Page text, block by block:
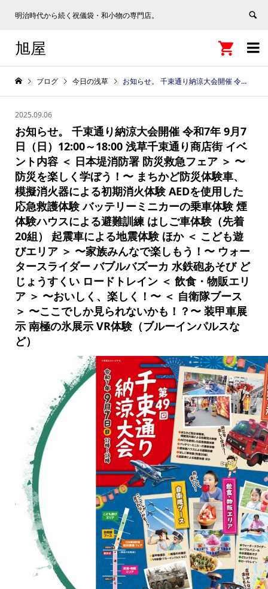
明治時代から続く祝儀袋・和小物の専門店。

旭屋 
ブログ 今日の浅草 お知らせ。 千束通り納涼大会開催 令和7年 9月7日（日）12:00～18:00 浅草千束通り商店街 イベント内容 ＜ 日本堤消防署 防災救急フェア ＞ 〜防災を楽しく学ぼう！〜 まちかど防災体験車、模擬消火器による初期消火体験 AEDを使用した応急救護体験 バッテリーミニカーの乗車体験 煙体験ハウスによる避難訓練 はしご車体験（先着20組） 起震車による地震体験 ほか ＜ こども遊びエリア ＞ 〜家族みんなで楽しもう！〜 ウォータースライダー バブルバズーカ 水鉄砲あそび どじょうすくい ロードトレイン ＜ 飲食・物販エリア ＞ 〜おいしく、楽しく！〜 ＜ 自衛隊ブース ＞ 〜ここでしか見られないかも！？〜 装甲車展示 南極の氷展示 VR体験（ブルーインパルスなど）
2025.09.06
お知らせ。 千束通り納涼大会開催 令和7年 9月7
日（日）12:00～18:00 浅草千束通り商店街 イベ
ント内容 ＜ 日本堤消防署 防災救急フェア ＞ 〜
防災を楽しく学ぼう！〜 まちかど防災体験車、
模擬消火器による初期消火体験 AEDを使用した
応急救護体験 バッテリーミニカーの乗車体験 煙
体験ハウスによる避難訓練 はしご車体験（先着
20組） 起震車による地震体験 ほか ＜ こども遊
びエリア ＞ 〜家族みんなで楽しもう！〜 ウォー
タースライダー バブルバズーカ 水鉄砲あそび ど
じょうすくい ロードトレイン ＜ 飲食・物販エリ
ア ＞ 〜おいしく、楽しく！〜 ＜ 自衛隊ブース
＞ 〜ここでしか見られないかも！？〜 装甲車展
示 南極の氷展示 VR体験（ブルーインパルスな
ど）